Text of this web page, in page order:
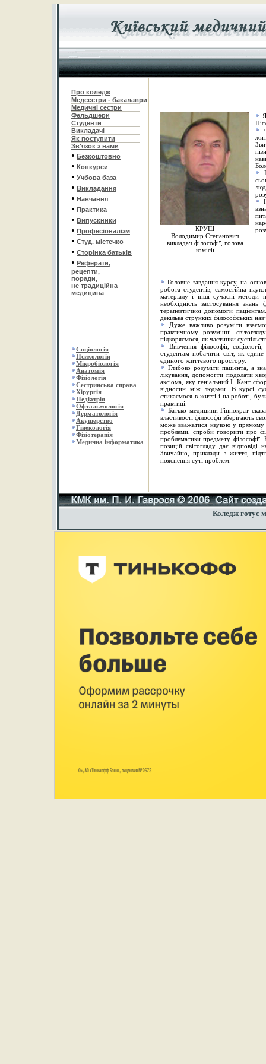
Про коледж
Медсестри - бакалаври
Медичні сестри
Фельдшери
Студенти
Викладачі
Як поступити
Зв'язок з нами
• Безкоштовно
• Конкурси
• Учбова база
• Викладання
• Навчання
• Практика
• Випускники
• Професіоналізм
• Студ. містечко
• Сторінка батьків
• Реферати,
рецепти,
поради,
не традиційна
медицина
Соціологія
Психологія
Мікробіологія
Анатомія
Фізіологія
Сестринська справа
Хірургія
Педіатрія
Офтальмологія
Дерматологія
Акушерство
Гінекологія
Фізіотерапія
Медична інформатика
КРУШ
Володимир Степанович
викладач філософії, голова
комісії
Головне завдання курсу, на
робота студентів, самостійна
матеріалу і інші сучасні методи
необхідність застосування знань
терапевтичної допомоги
декілька струнких філософських
Дуже важливо розуміти
практичному розумінні
підкоряємося, як частинки
Вивчення філософії,
студентам побачити світ, як
єдиного життєвого простору.
Глибоко розуміти пацієнта, а
лікування, допомогти подолати
аксіома, яку геніальний І. Кант
відносин між людьми. В курсі
стикаємося в житті і на роботі,
практиці.
Батько медицини Гіппократ
властивості філософії зберігають
може вважатися наукою у прямому
проблеми, спроби говорити про
проблематики предмету
позицій світогляду дає
Звичайно, приклади з життя,
пояснення суті проблем.
Коледж готує